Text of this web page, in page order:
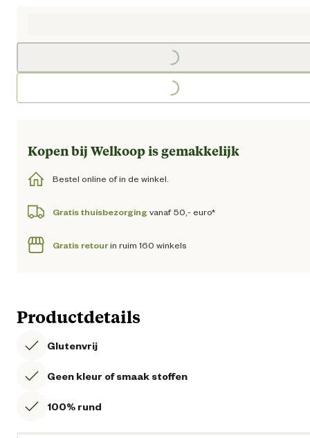
Loading...
Loading...
Kopen bij Welkoop is gemakkelijk
Bestel online of in de winkel.
Gratis thuisbezorging vanaf 50,- euro*
Gratis retourin ruim 160 winkels
Productdetails
Glutenvrij
Geen kleur of smaak stoffen
100% rund